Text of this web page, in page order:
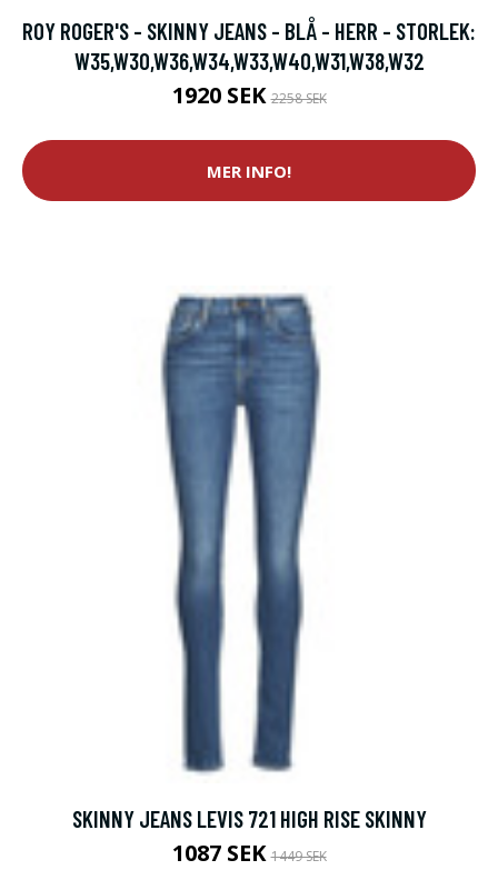
ROY ROGER'S - SKINNY JEANS - BLÅ - HERR - STORLEK:
W35,W30,W36,W34,W33,W40,W31,W38,W32
1920 SEK2258 SEK
MER INFO!
SKINNY JEANS LEVIS 721 HIGH RISE SKINNY
1087 SEK1449 SEK